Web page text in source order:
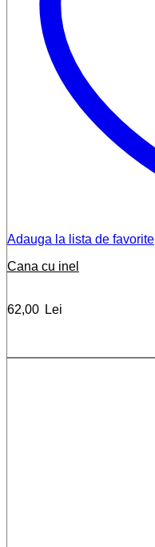
Adauga la lista de favorite
Cana cu inel
62,00 Lei